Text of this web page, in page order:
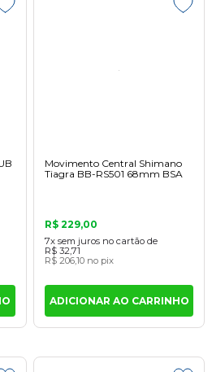
Movimento Central Shimano
Tiagra BB-RS501 68mm BSA
R$ 229,00
7x sem juros no cartão de
R$ 32,71
R$ 206,10 no pix
ADICIONAR AO CARRINHO